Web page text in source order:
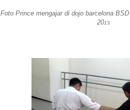
Foto Prince mengajar di dojo barcelona
2013